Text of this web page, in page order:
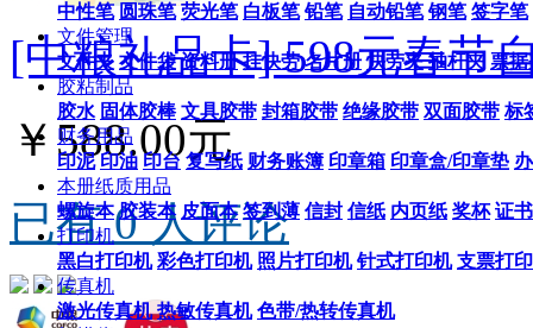
中性笔 圆珠笔 荧光笔 白板笔 铅笔 自动铅笔 钢笔 签字笔
文件管理
文件夹 文件袋 资料册 挂快劳 名片册 快劳夹 抽杆夹 票据
胶粘制品
胶水 固体胶棒 文具胶带 封箱胶带 绝缘胶带 双面胶带 标
财务用品
印泥 印油 印台 复写纸 财务账簿 印章箱 印章盒/印章垫
本册纸质用品
螺旋本 胶装本 皮面本 签到薄 信封 信纸 内页纸 奖杯 证书
打印机
黑白打印机 彩色打印机 照片打印机 针式打印机 支票打
传真机
激光传真机 热敏传真机 色带/热转传真机
[中粮礼品卡] 598元春节
￥588.00元
已有 0 人评论